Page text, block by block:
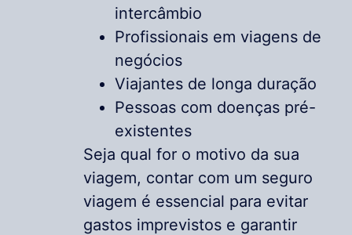
intercâmbio
Profissionais em viagens de
negócios
Viajantes de longa duração
Pessoas com doenças pré-
existentes
Seja qual for o motivo da sua
viagem, contar com um seguro
viagem é essencial para evitar
gastos imprevistos e garantir